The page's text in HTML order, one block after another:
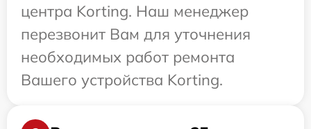
центра Korting. Наш менеджер
перезвонит Вам для уточнения
необходимых работ ремонта
Вашего устройства Korting.